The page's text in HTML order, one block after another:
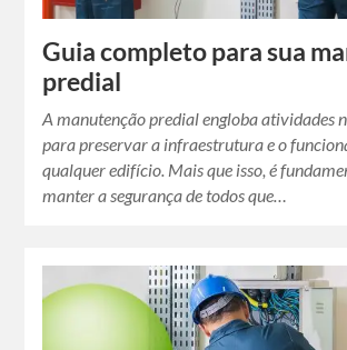
Guia completo para sua
predial
A manutenção predial engloba atividades
para preservar a infraestrutura e o
qualquer edifício. Mais que isso, é
manter a segurança de todos que…